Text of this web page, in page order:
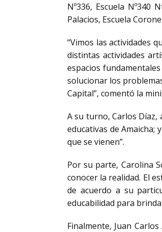
Nº336, Escuela Nº340
Palacios, Escuela
“Vimos las actividades
distintas actividades
espacios
solucionar los
Capital”, comentó la
A su turno, Carlos Díaz,
educativas de
que se vienen”.
Por su parte, Carolina
conocer la realidad. El
de acuerdo a su
educabilidad para
Finalmente, Juan